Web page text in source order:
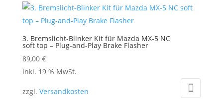
gewählt
werden
3. Bremslicht-Blinker Kit für Mazda MX-5 NC
soft top – Plug-and-Play Brake Flasher
89,00 €
inkl. 19 % MwSt.
zzgl. Versandkosten